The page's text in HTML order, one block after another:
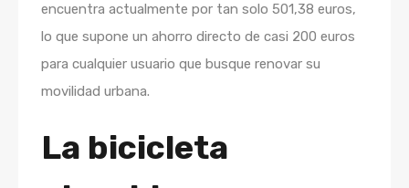
encuentra actualmente por tan solo 501,38 euros,
lo que supone un ahorro directo de casi 200 euros
para cualquier usuario que busque renovar su
movilidad urbana.
La bicicleta